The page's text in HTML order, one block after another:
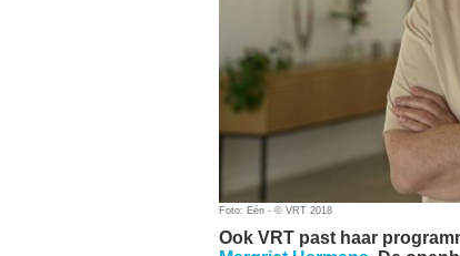
Foto: Eén - © VRT 2018
Ook VRT past haar